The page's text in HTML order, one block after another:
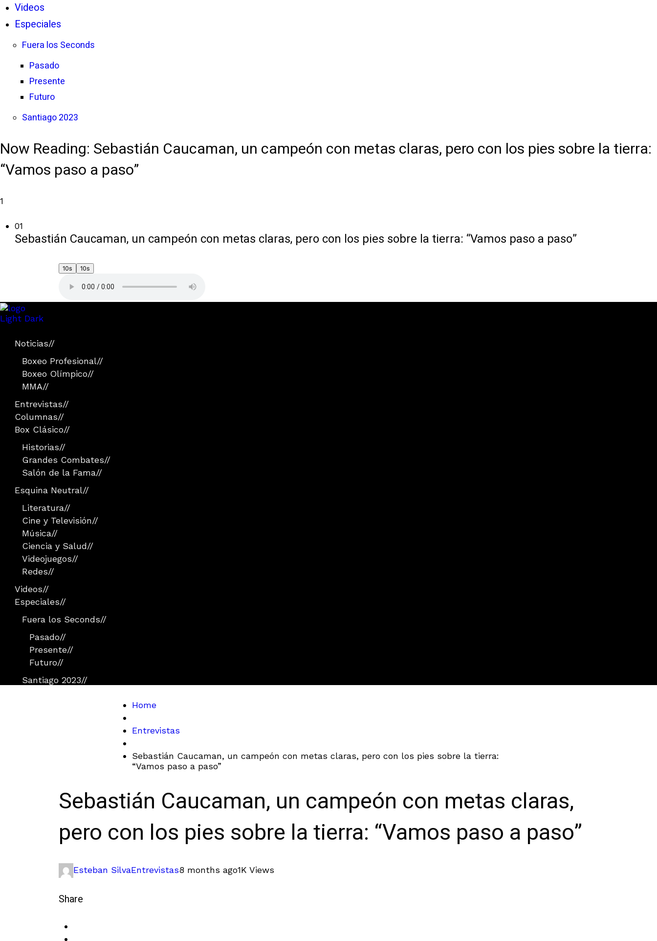
Videos
Especiales
Fuera los Seconds
Pasado
Presente
Futuro
Santiago 2023
Now Reading: Sebastián Caucaman, un campeón con metas claras, pero con los pies sobre la tierra:
“Vamos paso a paso”
1
01
Sebastián Caucaman, un campeón con metas claras, pero con los pies sobre la tierra: “Vamos paso a paso”
10s 10s
Light Dark
Noticias//
Boxeo Profesional//
Boxeo Olímpico//
MMA//
Entrevistas//
Columnas//
Box Clásico//
Historias//
Grandes Combates//
Salón de la Fama//
Esquina Neutral//
Literatura//
Cine y Televisión//
Música//
Ciencia y Salud//
Videojuegos//
Redes//
Videos//
Especiales//
Fuera los Seconds//
Pasado//
Presente//
Futuro//
Santiago 2023//
Home
Entrevistas
Sebastián Caucaman, un campeón con metas claras, pero con los pies sobre la tierra:
“Vamos paso a paso”
Sebastián Caucaman, un campeón con metas claras,
pero con los pies sobre la tierra: “Vamos paso a paso”
Esteban SilvaEntrevistas8 months ago1K Views
Share